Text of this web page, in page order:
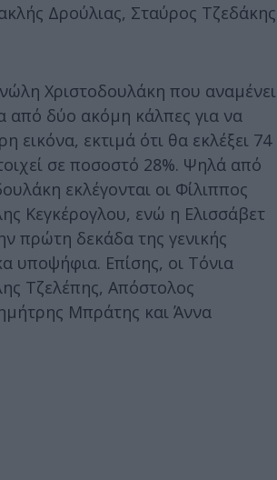
Δρούλιας, Σταύρος Τζεδάκης
Χριστοδουλάκη που αναμένει
από δύο ακόμη κάλπες για να
εικόνα, εκτιμά ότι θα εκλέξει 74
σε ποσοστό 28%. Ψηλά από
εκλέγονται οι Φίλιππος
Κεγκέρογλου, ενώ η Ελισσάβετ
πρώτη δεκάδα της γενικής
υποψήφια. Επίσης, οι Τόνια
Τζελέπης, Απόστολος
Μπράτης και Άννα